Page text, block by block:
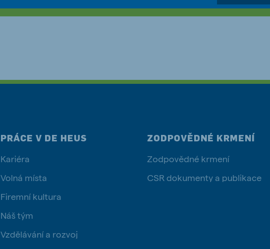
PRÁCE V DE HEUS
Kariéra
Volná místa
Firemní kultura
Náš tým
Vzdělávání a rozvoj
ZODPOVĚDNÉ KRMENÍ
Zodpovědné krmení
CSR dokumenty a publikace